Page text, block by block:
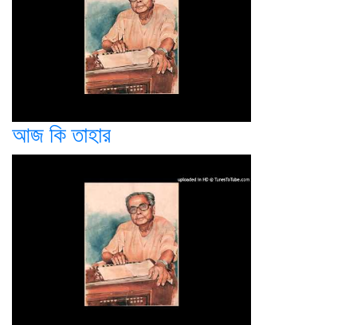
আজ কি তাহার